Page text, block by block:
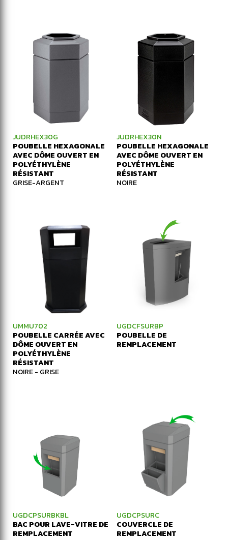
JUDRHEX30G
POUBELLE HEXAGONALE
AVEC DÔME OUVERT EN
POLYÉTHYLÈNE
RÉSISTANT
GRISE-ARGENT
JUDRHEX30N
POUBELLE HEXAGONALE
AVEC DÔME OUVERT EN
POLYÉTHYLÈNE
RÉSISTANT
NOIRE
UMMU702
POUBELLE CARRÉE AVEC
DÔME OUVERT EN
POLYÉTHYLÈNE
RÉSISTANT
NOIRE - GRISE
UGDCFSURBP
POUBELLE DE
REMPLACEMENT
UGDCPSURBKBL
BAC POUR LAVE-VITRE DE
REMPLACEMENT
UGDCPSURC
COUVERCLE DE
REMPLACEMENT